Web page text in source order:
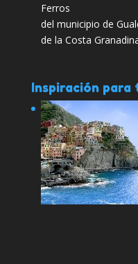
del municipio de
de la Costa
Inspiración para